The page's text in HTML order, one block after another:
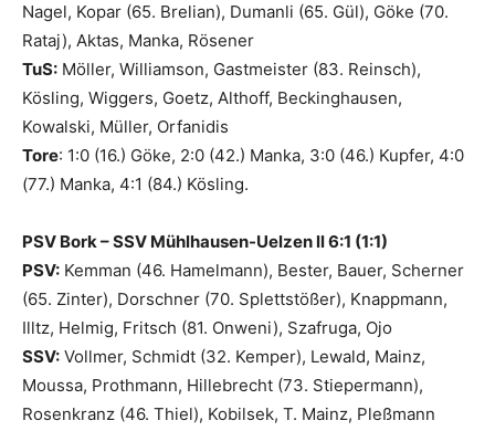
Nagel, Kopar (65. Brelian), Dumanli (65. Gül), Göke (70.
Rataj), Aktas, Manka, Rösener
TuS: Möller, Williamson, Gastmeister (83. Reinsch),
Kösling, Wiggers, Goetz, Althoff, Beckinghausen,
Kowalski, Müller, Orfanidis
Tore: 1:0 (16.) Göke, 2:0 (42.) Manka, 3:0 (46.) Kupfer, 4:0
(77.) Manka, 4:1 (84.) Kösling.
PSV Bork – SSV Mühlhausen-Uelzen ll 6:1 (1:1)
PSV: Kemman (46. Hamelmann), Bester, Bauer, Scherner
(65. Zinter), Dorschner (70. Splettstößer), Knappmann,
Illtz, Helmig, Fritsch (81. Onweni), Szafruga, Ojo
SSV: Vollmer, Schmidt (32. Kemper), Lewald, Mainz,
Moussa, Prothmann, Hillebrecht (73. Stiepermann),
Rosenkranz (46. Thiel), Kobilsek, T. Mainz, Pleßmann